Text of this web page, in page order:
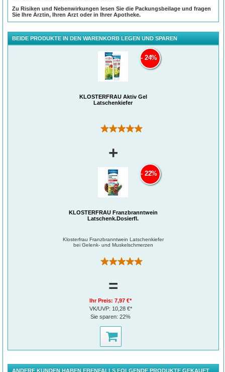
Zu Risiken und Nebenwirkungen lesen Sie die Packungsbeilage und fragen
Sie Ihre Ärztin, Ihren Arzt oder in Ihrer Apotheke.
BEIDE PRODUKTE IN DEN WARENKORB LEGEN UND SPAREN
KLOSTERFRAU Aktiv Gel
Latschenkiefer
(1)
24%
+
KLOSTERFRAU Franzbranntwein
Latschenk.Dosierfl.
Klosterfrau Franzbranntwein Latschenkiefer
bei Gelenk- und Muskelschmerzen
(1)
22%
=
Ihr Preis:7,97 €*
VK/UVP: 10,28 €*
Sie sparen:22%
ANDERE KUNDEN HABEN EBENFALLS FOLGENDE PRODUKTE GEKAUFT